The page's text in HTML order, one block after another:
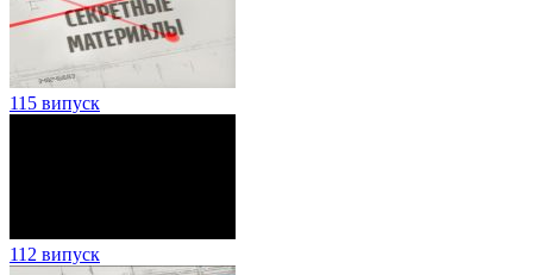
115 випуск
112 випуск